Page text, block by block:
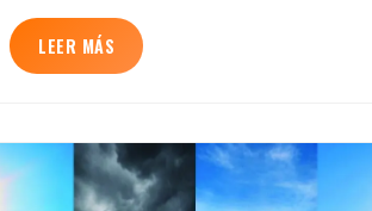
LEER MÁS